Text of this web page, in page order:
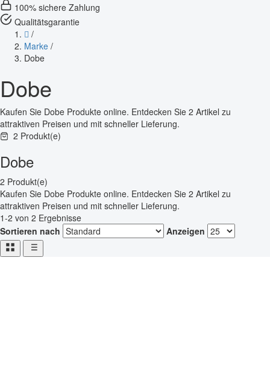
100% sichere Zahlung
Qualitätsgarantie
/
Marke /
Dobe
Dobe
Kaufen Sie Dobe Produkte online. Entdecken Sie 2 Artikel zu
attraktiven Preisen und mit schneller Lieferung.
2 Produkt(e)
Dobe
2 Produkt(e)
Kaufen Sie Dobe Produkte online. Entdecken Sie 2 Artikel zu
attraktiven Preisen und mit schneller Lieferung.
1-2 von 2 Ergebnisse
Sortieren nach
Anzeigen